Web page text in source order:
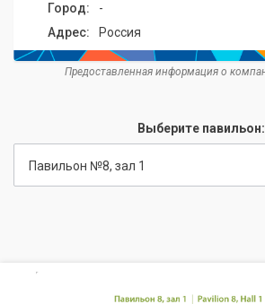
Город:
-
Адрес:
Россия
Предоставленная информация о
Выберите павильон:
Павильон №8, зал 1